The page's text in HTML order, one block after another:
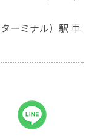
ーミナル）駅 車